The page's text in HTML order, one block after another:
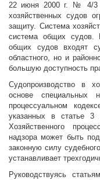
22 июня 2000 г. № 4/3
хозяйственных судов
защиту. Система
система общих судов.
общих судов входят
областного, но и
большую доступность
Судопроизводство в
основе специальных
процессуальном
указанных в статье 3
Хозяйственного
надзора может быть
законную силу
устанавливает
Руководствуясь